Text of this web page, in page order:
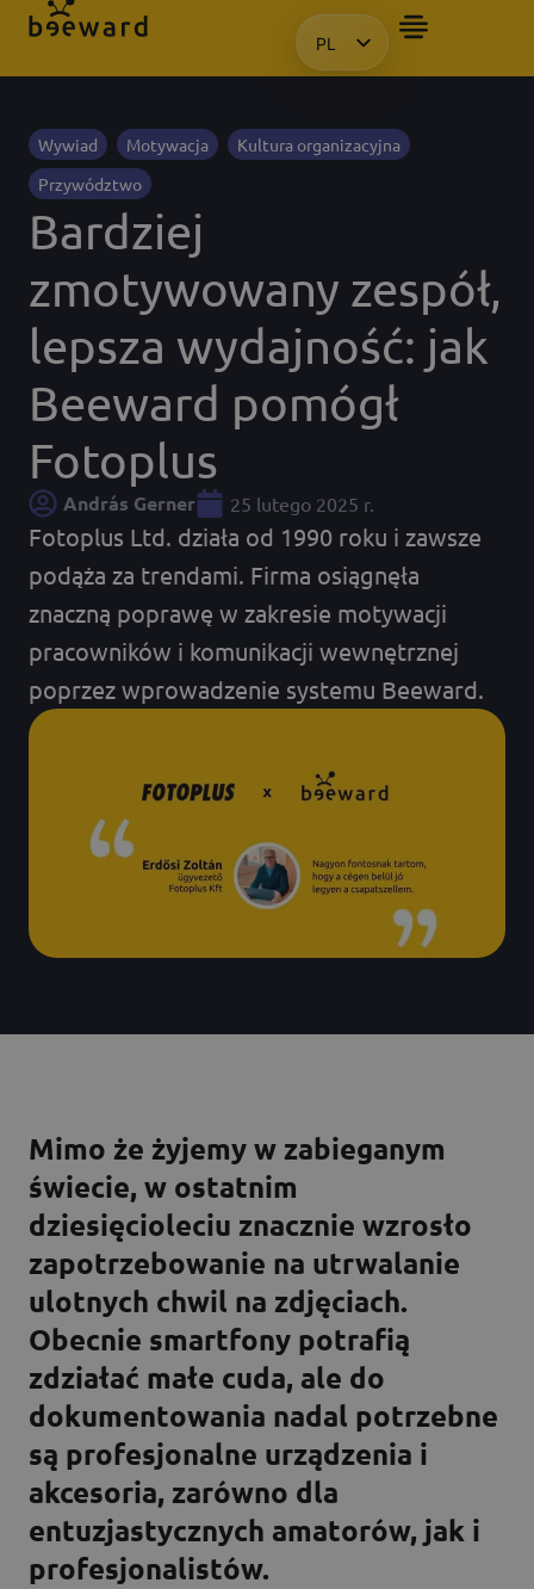
PL
HU
KO
Wywiad Motywacja
Kultura organizacyjna
Przywództwo
Bardziej
zmotywowany zespół,
lepsza wydajność: jak
Beeward pomógł
Fotoplus
András Gerner 25 lutego 2025 r.
Fotoplus Ltd. działa od 1990 roku i zawsze
podąża za trendami. Firma osiągnęła
znaczną poprawę w zakresie motywacji
pracowników i komunikacji wewnętrznej
poprzez wprowadzenie systemu Beeward.
Mimo że żyjemy w zabieganym
świecie, w ostatnim
dziesięcioleciu znacznie wzrosło
zapotrzebowanie na utrwalanie
ulotnych chwil na zdjęciach.
Obecnie smartfony potrafią
zdziałać małe cuda, ale do
dokumentowania nadal potrzebne
są profesjonalne urządzenia i
akcesoria, zarówno dla
entuzjastycznych amatorów, jak i
profesjonalistów.